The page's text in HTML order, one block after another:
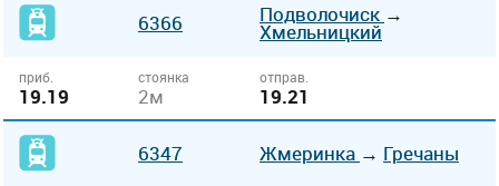
6366 Подволочиск →
Хмельницкий
приб.
19.19
стоянка
2м
отправ.
19.21
6347 Жмеринка → Гречаны